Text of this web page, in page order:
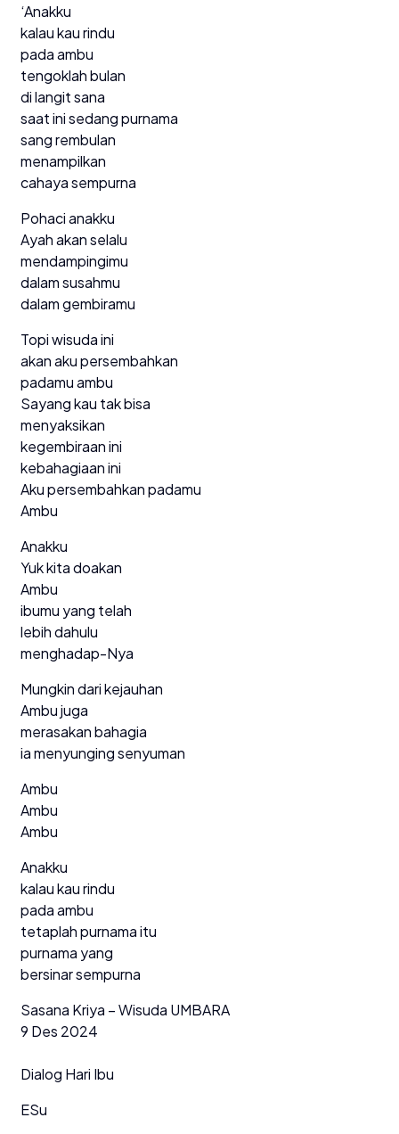
‘Anakku
kalau kau rindu
pada ambu
tengoklah bulan
di langit sana
saat ini sedang purnama
sang rembulan
menampilkan
cahaya sempurna
Pohaci anakku
Ayah akan selalu
mendampingimu
dalam susahmu
dalam gembiramu
Topi wisuda ini
akan aku persembahkan
padamu ambu
Sayang kau tak bisa
menyaksikan
kegembiraan ini
kebahagiaan ini
Aku persembahkan padamu
Ambu
Anakku
Yuk kita doakan
Ambu
ibumu yang telah
lebih dahulu
menghadap-Nya
Mungkin dari kejauhan
Ambu juga
merasakan bahagia
ia menyunging senyuman
Ambu
Ambu
Ambu
Anakku
kalau kau rindu
pada ambu
tetaplah purnama itu
purnama yang
bersinar sempurna
Sasana Kriya – Wisuda UMBARA
9 Des 2024
Dialog Hari Ibu
ESu